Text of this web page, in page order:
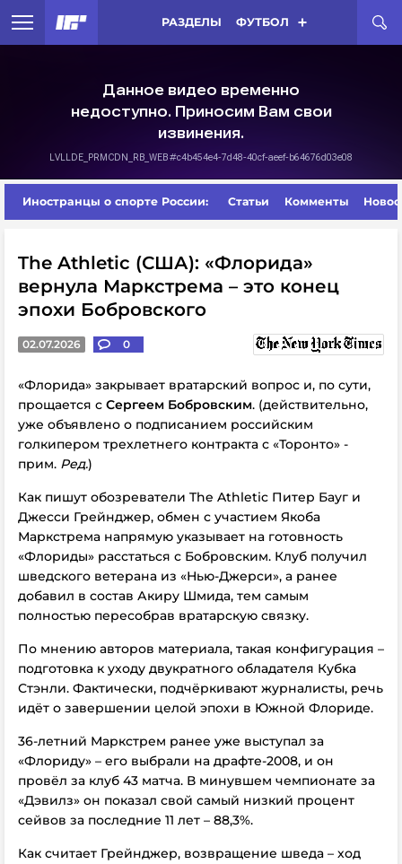
РАЗДЕЛЫ ФУТБОЛ
Иностранцы о спорте России: Статьи Комменты
The Athletic (США): «Флорида»
вернула Маркстрема – это конец
эпохи Бобровского
02.07.2026 0
«Флорида» закрывает вратарский вопрос и, по сути,
прощается с Сергеем Бобровским. (действительно,
уже объявлено о подписанием российским
голкипером трехлетнего контракта с «Торонто» -
прим. Ред.)
Как пишут обозреватели The Athletic Питер Бауг и
Джесси Грейнджер, обмен с участием Якоба
Маркстрема напрямую указывает на готовность
«Флориды» расстаться с Бобровским. Клуб получил
шведского ветерана из «Нью-Джерси», а ранее
добавил в состав Акиру Шмида, тем самым
полностью пересобрав вратарскую связку.
По мнению авторов материала, такая конфигурация –
подготовка к уходу двукратного обладателя Кубка
Стэнли. Фактически, подчёркивают журналисты, речь
идёт о завершении целой эпохи в Южной Флориде.
36-летний Маркстрем ранее уже выступал за
«Флориду» – его выбрали на драфте-2008, и он
провёл за клуб 43 матча. В минувшем чемпионате за
«Дэвилз» он показал свой самый низкий процент
сейвов за последние 11 лет – 88,3%.
Как считает Грейнджер, возвращение шведа – ход